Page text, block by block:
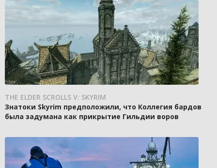
THE ELDER SCROLLS V: SKYRIM
Знатоки Skyrim предположили, что Коллегия бардов
была задумана как прикрытие Гильдии воров